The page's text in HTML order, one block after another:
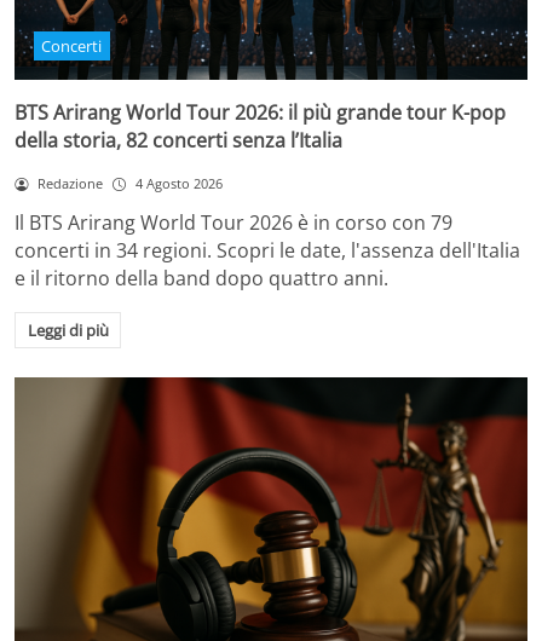
Concerti
BTS Arirang World Tour 2026: il più grande tour K-pop
della storia, 82 concerti senza l’Italia
Redazione 4 Agosto 2026
Il BTS Arirang World Tour 2026 è in corso con 79
concerti in 34 regioni. Scopri le date, l'assenza dell'Italia
e il ritorno della band dopo quattro anni.
Leggi di più